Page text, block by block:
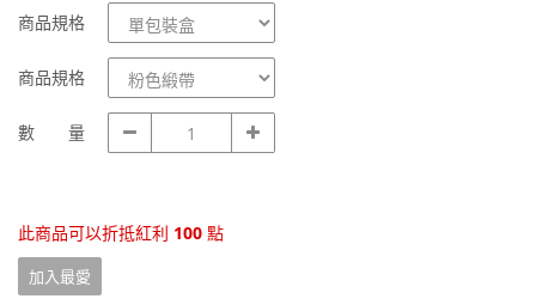
商品規格
商
品
規
商品規格
商
品
規
數 量
數
量
此商品可以折抵紅利 100 點
加入最愛